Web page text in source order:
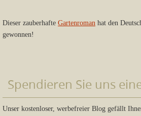
Dieser zauberhafte Gartenroman hat den
gewonnen!
Spendieren Sie uns
Unser kostenloser, werbefreier Blog gefällt